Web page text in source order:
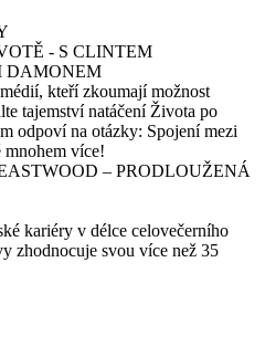
- S CLINTEM
DAMONEM
kteří zkoumají možnost
tajemství natáčení Života po
odpoví na otázky: Spojení mezi
mnohem více!
– PRODLOUŽENÁ
kariéry v délce celovečerního
zhodnocuje svou více než 35